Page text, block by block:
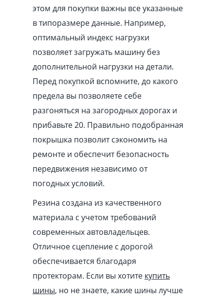
этом для покупки важны все указанные
в типоразмере данные. Например,
оптимальный индекс нагрузки
позволяет загружать машину без
дополнительной нагрузки на детали.
Перед покупкой вспомните, до какого
предела вы позволяете себе
разгоняться на загородных дорогах и
прибавьте 20. Правильно подобранная
покрышка позволит сэкономить на
ремонте и обеспечит безопасность
передвижения независимо от
погодных условий.
Резина создана из качественного
материала с учетом требований
современных автовладельцев.
Отличное сцепление с дорогой
обеспечивается благодаря
протекторам. Если вы хотите купить
шины, но не знаете, какие шины лучше